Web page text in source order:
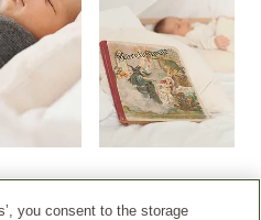
you consent to the storage